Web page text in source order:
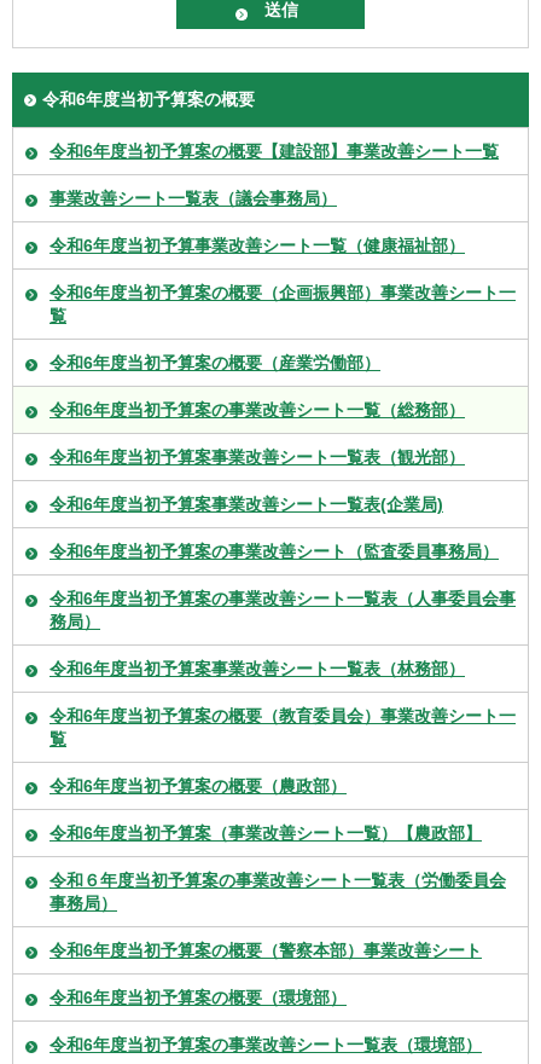
令和6年度当初予算案の概要
令和6年度当初予算案の概要【建設部】事業改善シート一覧
事業改善シート一覧表（議会事務局）
令和6年度当初予算事業改善シート一覧（健康福祉部）
令和6年度当初予算案の概要（企画振興部）事業改善シート一
覧
令和6年度当初予算案の概要（産業労働部）
令和6年度当初予算案の事業改善シート一覧（総務部）
令和6年度当初予算案事業改善シート一覧表（観光部）
令和6年度当初予算案事業改善シート一覧表(企業局)
令和6年度当初予算案の事業改善シート（監査委員事務局）
令和6年度当初予算案の事業改善シート一覧表（人事委員会事
務局）
令和6年度当初予算案事業改善シート一覧表（林務部）
令和6年度当初予算案の概要（教育委員会）事業改善シート一
覧
令和6年度当初予算案の概要（農政部）
令和6年度当初予算案（事業改善シート一覧）【農政部】
令和６年度当初予算案の事業改善シート一覧表（労働委員会
事務局）
令和6年度当初予算案の概要（警察本部）事業改善シート
令和6年度当初予算案の概要（環境部）
令和6年度当初予算案の事業改善シート一覧表（環境部）